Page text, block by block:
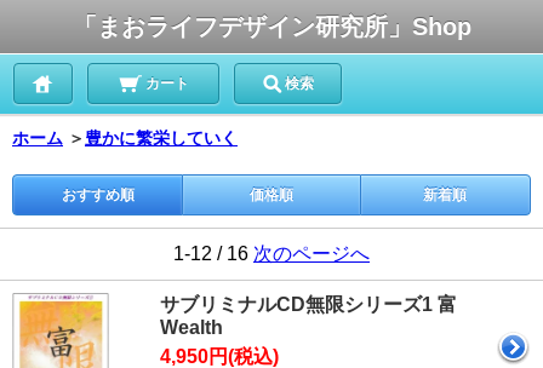
「まおライフデザイン研究所」Shop
カート 検索
ホーム ＞ 豊かに繁栄していく
おすすめ順 価格順 新着順
1-12 / 16 次のページへ
サブリミナルCD無限シリーズ1 富
Wealth
4,950円(税込)